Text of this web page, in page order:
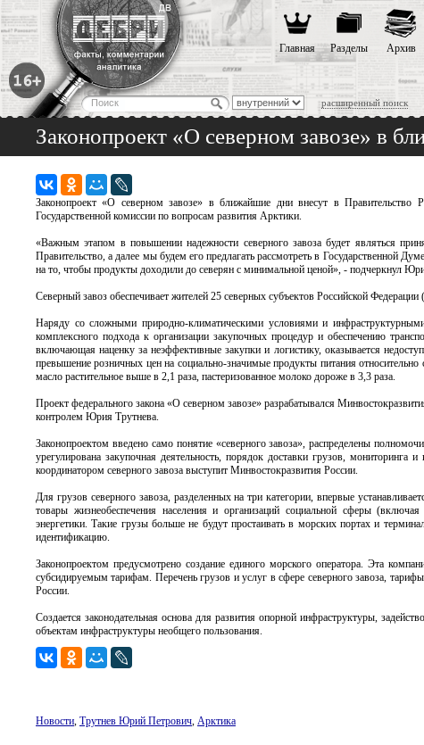
расширенный поиск
Главная Разделы Архив
Законопроект «О северном завозе» в
Законопроект «О северном завозе» в ближайшие дни внесут в
Государственной комиссии по вопросам развития Арктики.
«Важным этапом в повышении надежности северного завоза будет являться
Правительство, а далее мы будем его предлагать рассмотреть в Государственной
на то, чтобы продукты доходили до северян с минимальной ценой», - подчеркнул
Северный завоз обеспечивает жителей 25 северных субъектов Российской
Наряду со сложными природно-климатическими условиями и
комплексного подхода к организации закупочных процедур и обеспечению
включающая наценку за неэффективные закупки и логистику, оказывается
превышение розничных цен на социально-значимые продукты питания
масло растительное выше в 2,1 раза, пастеризованное молоко дороже в 3,3 раза.
Проект федерального закона «О северном завозе» разрабатывался
контролем Юрия Трутнева.
Законопроектом введено само понятие «северного завоза», распределены
урегулирована закупочная деятельность, порядок доставки грузов,
координатором северного завоза выступит Минвостокразвития России.
Для грузов северного завоза, разделенных на три категории, впервые
товары жизнеобеспечения населения и организаций социальной сферы
энергетики. Такие грузы больше не будут простаивать в морских портах и
идентификацию.
Законопроектом предусмотрено создание единого морского оператора. Эта
субсидируемым тарифам. Перечень грузов и услуг в сфере северного завоза,
России.
Создается законодательная основа для развития опорной инфраструктуры,
объектам инфраструктуры необщего пользования.
Новости, Трутнев Юрий Петрович, Арктика